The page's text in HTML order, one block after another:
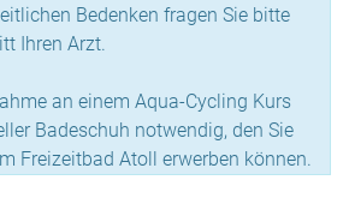
Bedenken fragen Sie bitte
Ihren Arzt.
an einem Aqua-Cycling Kurs
Badeschuh notwendig, den Sie
Freizeitbad Atoll erwerben können.